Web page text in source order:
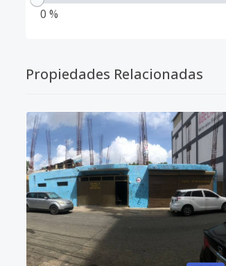
0 %
Propiedades Relacionadas